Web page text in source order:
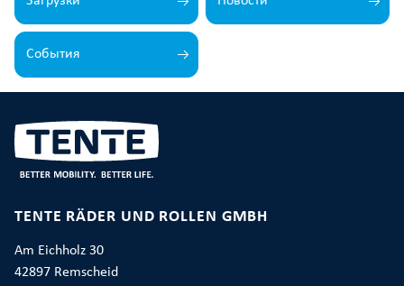
События
TENTE RÄDER UND ROLLEN GMBH
Am Eichholz 30
42897 Remscheid